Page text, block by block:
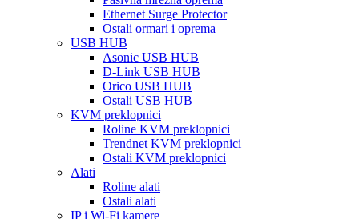
Ethernet Surge Protector
Ostali ormari i oprema
USB HUB
Asonic USB HUB
D-Link USB HUB
Orico USB HUB
Ostali USB HUB
KVM preklopnici
Roline KVM preklopnici
Trendnet KVM preklopnici
Ostali KVM preklopnici
Alati
Roline alati
Ostali alati
IP i Wi-Fi kamere